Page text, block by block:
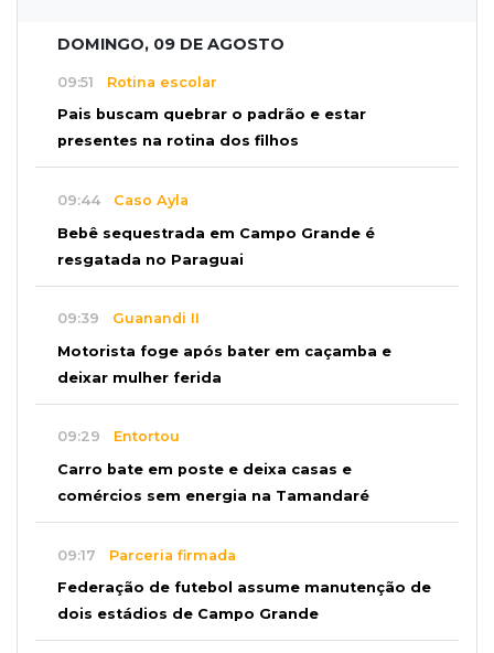
DOMINGO, 09 DE AGOSTO
09:51 Rotina escolar
Pais buscam quebrar o padrão e estar
presentes na rotina dos filhos
09:44 Caso Ayla
Bebê sequestrada em Campo Grande é
resgatada no Paraguai
09:39 Guanandi II
Motorista foge após bater em caçamba e
deixar mulher ferida
09:29 Entortou
Carro bate em poste e deixa casas e
comércios sem energia na Tamandaré
09:17 Parceria firmada
Federação de futebol assume manutenção de
dois estádios de Campo Grande